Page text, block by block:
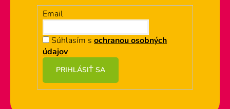
Email
Súhlasím s ochranou osobných
údajov
PRIHLÁSIŤ SA